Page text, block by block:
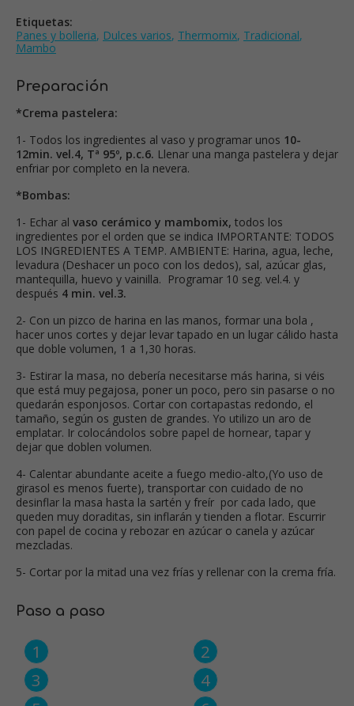
Etiquetas:
Panes y bolleria, Dulces varios, Thermomix, Tradicional,
Mambo
Preparación
*Crema pastelera:
1- Todos los ingredientes al vaso y programar unos 10-
12min. vel.4, Tª 95º, p.c.6. Llenar una manga pastelera y dejar
enfriar por completo en la nevera.
*Bombas:
1- Echar al vaso cerámico y mambomix, todos los
ingredientes por el orden que se indica IMPORTANTE: TODOS
LOS INGREDIENTES A TEMP. AMBIENTE: Harina, agua, leche,
levadura (Deshacer un poco con los dedos), sal, azúcar glas,
mantequilla, huevo y vainilla. Programar 10 seg. vel.4. y
después 4 min. vel.3.
2- Con un pizco de harina en las manos, formar una bola ,
hacer unos cortes y dejar levar tapado en un lugar cálido hasta
que doble volumen, 1 a 1,30 horas.
3- Estirar la masa, no debería necesitarse más harina, si véis
que está muy pegajosa, poner un poco, pero sin pasarse o no
quedarán esponjosos. Cortar con cortapastas redondo, el
tamaño, según os gusten de grandes. Yo utilizo un aro de
emplatar. Ir colocándolos sobre papel de hornear, tapar y
dejar que doblen volumen.
4- Calentar abundante aceite a fuego medio-alto,(Yo uso de
girasol es menos fuerte), transportar con cuidado de no
desinflar la masa hasta la sartén y freír por cada lado, que
queden muy doraditas, sin inflarán y tienden a flotar. Escurrir
con papel de cocina y rebozar en azúcar o canela y azúcar
mezcladas.
5- Cortar por la mitad una vez frías y rellenar con la crema fría.
Paso a paso